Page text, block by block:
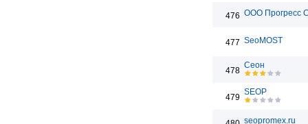
476 ООО Прогресс
477 SeoMOST
478
Сеон
479
SEOP
seopromex.ru